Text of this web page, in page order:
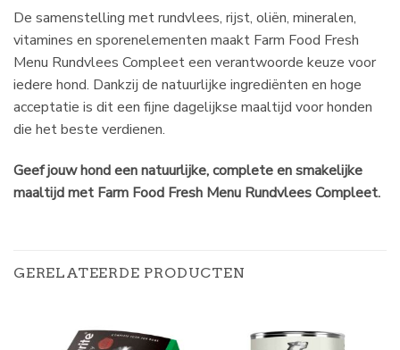
De samenstelling met rundvlees, rijst, oliën, mineralen,
vitamines en sporenelementen maakt Farm Food Fresh
Menu Rundvlees Compleet een verantwoorde keuze voor
iedere hond. Dankzij de natuurlijke ingrediënten en hoge
acceptatie is dit een fijne dagelijkse maaltijd voor honden
die het beste verdienen.
Geef jouw hond een natuurlijke, complete en smakelijke
maaltijd met Farm Food Fresh Menu Rundvlees Compleet.
GERELATEERDE PRODUCTEN